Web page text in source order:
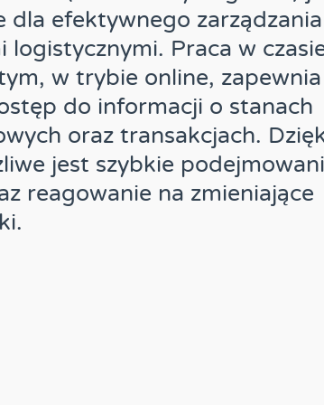
dla efektywnego zarządzania
logistycznymi. Praca w
w trybie online, zapewnia
do informacji o stanach
oraz transakcjach.
jest szybkie
reagowanie na zmieniające